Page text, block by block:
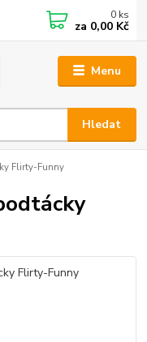
Menu
Hledat
0 ks
za 0,00 Kč
Flirty-Funny